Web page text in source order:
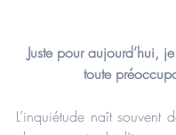
Juste pour aujourd’hui,
toute
L’inquiétude naît souvent